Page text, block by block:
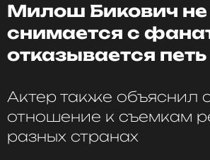
Милош Бикович не
снимается с
отказывается петь
Актер также объяснил
отношение к съемкам
разных странах